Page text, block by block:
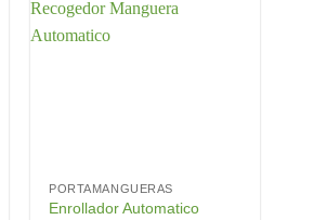
PORTAMANGUERAS
Enrollador Automatico